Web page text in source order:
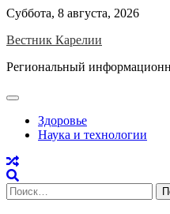
Skip
content
Суббота, 8 августа, 2026
Вестник Карелии
Региональный
Здоровье
Наука и технологии
Найти: